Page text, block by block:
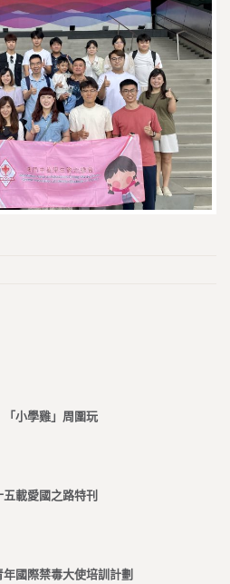
「小學雞」周圍玩
載愛國之路特刊
國際禁毒大使培訓計劃